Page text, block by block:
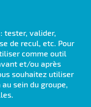
tester, valider,
de recul, etc. Pour
comme outil
et/ou après
souhaitez utiliser
sein du groupe,